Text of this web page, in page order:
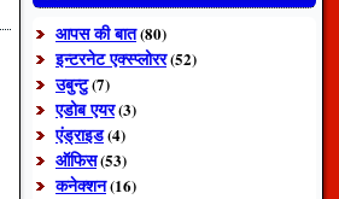
आपस की बात(80)
इन्टरनेट एक्स्प्लोरर(52)
उबुन्टु(7)
एडोब एयर(3)
एंड्राइड(4)
ऑफिस(53)
कनेक्शन(16)